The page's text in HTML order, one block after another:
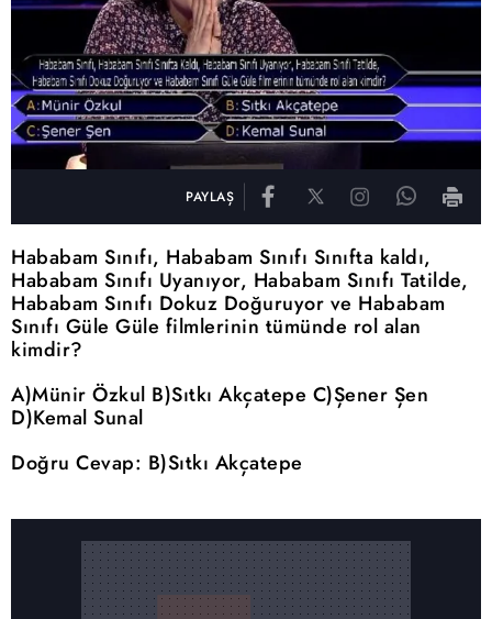
PAYLAŞ
Hababam Sınıfı, Hababam Sınıfı Sınıfta kaldı,
Hababam Sınıfı Uyanıyor, Hababam Sınıfı Tatilde,
Hababam Sınıfı Dokuz Doğuruyor ve Hababam
Sınıfı Güle Güle filmlerinin tümünde rol alan
kimdir?
A)Münir Özkul B)Sıtkı Akçatepe C)Şener Şen
D)Kemal Sunal
Doğru Cevap: B)Sıtkı Akçatepe